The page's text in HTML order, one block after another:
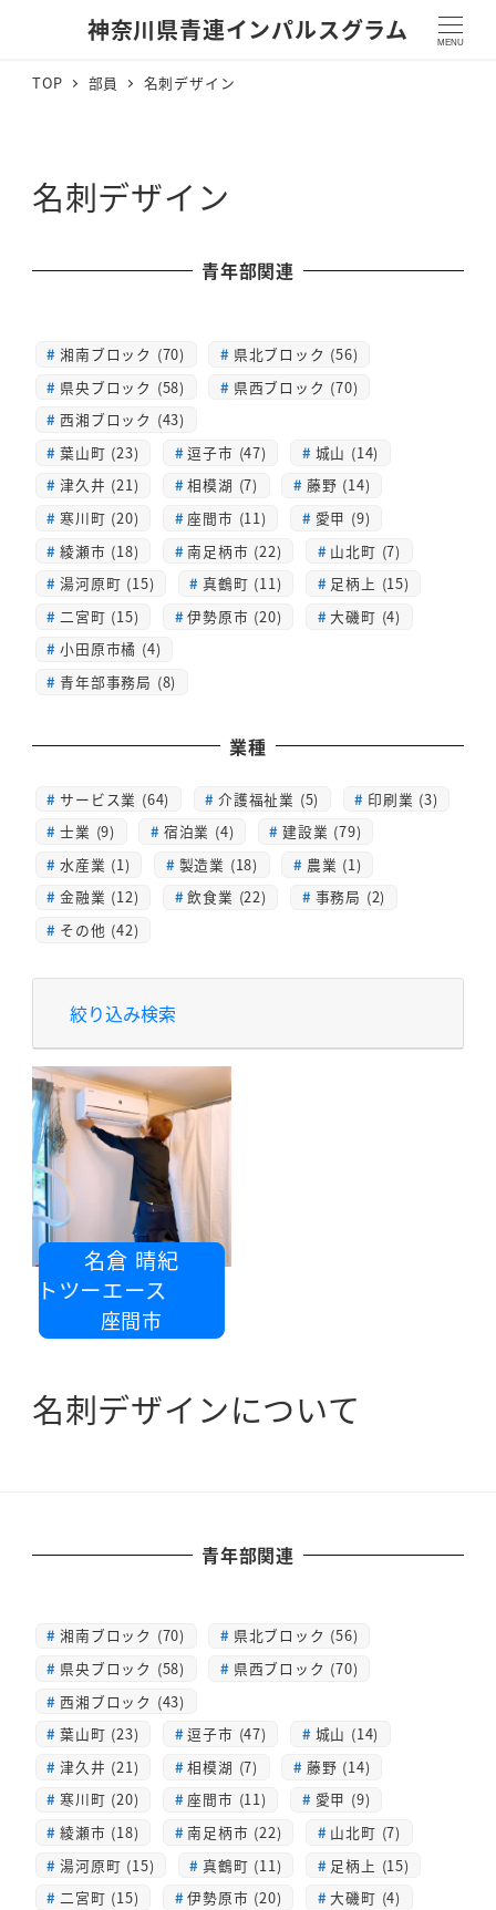
神奈川県青連インパルスグラム MENU
TOP 部員 名刺デザイン
名刺デザイン
青年部関連
湘南ブロック (70)
県北ブロック (56)
県央ブロック (58)
県西ブロック (70)
西湘ブロック (43)
葉山町 (23)
逗子市 (47)
城山 (14)
津久井 (21)
相模湖 (7)
藤野 (14)
寒川町 (20)
座間市 (11)
愛甲 (9)
綾瀬市 (18)
南足柄市 (22)
山北町 (7)
湯河原町 (15)
真鶴町 (11)
足柄上 (15)
二宮町 (15)
伊勢原市 (20)
大磯町 (4)
小田原市橘 (4)
青年部事務局 (8)
業種
サービス業 (64) 介護福祉業 (5)
印刷業 (3)
士業 (9)
宿泊業 (4)
建設業 (79)
水産業 (1)
製造業 (18)
農業 (1)
金融業 (12)
飲食業 (22)
事務局 (2)
その他 (42)
絞り込み検索
名倉 晴紀
トツーエース
座間市
名刺デザインについて
青年部関連
湘南ブロック (70)
県北ブロック (56)
県央ブロック (58)
県西ブロック (70)
西湘ブロック (43)
葉山町 (23)
逗子市 (47)
城山 (14)
津久井 (21)
相模湖 (7)
藤野 (14)
寒川町 (20)
座間市 (11)
愛甲 (9)
綾瀬市 (18)
南足柄市 (22)
山北町 (7)
湯河原町 (15)
真鶴町 (11)
足柄上 (15)
二宮町 (15)
伊勢原市 (20)
大磯町 (4)